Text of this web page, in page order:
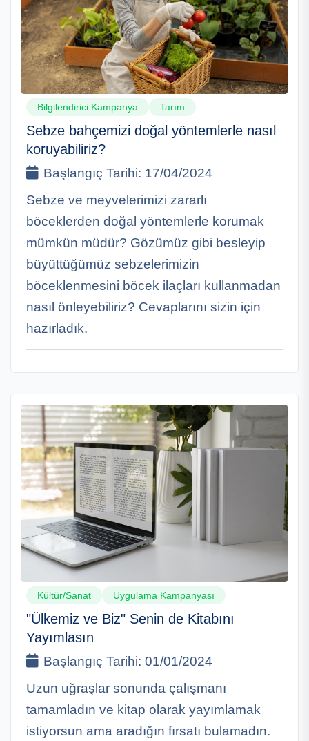
Bilgilendirici Kampanya Tarım
Sebze bahçemizi doğal yöntemlerle nasıl
koruyabiliriz?
Başlangıç Tarihi: 17/04/2024
Sebze ve meyvelerimizi zararlı
böceklerden doğal yöntemlerle korumak
mümkün müdür? Gözümüz gibi besleyip
büyüttüğümüz sebzelerimizin
böceklenmesini böcek ilaçları kullanmadan
nasıl önleyebiliriz? Cevaplarını sizin için
hazırladık.
Kültür/Sanat Uygulama Kampanyası
"Ülkemiz ve Biz" Senin de Kitabını
Yayımlasın
Başlangıç Tarihi: 01/01/2024
Uzun uğraşlar sonunda çalışmanı
tamamladın ve kitap olarak yayımlamak
istiyorsun ama aradığın fırsatı bulamadın.